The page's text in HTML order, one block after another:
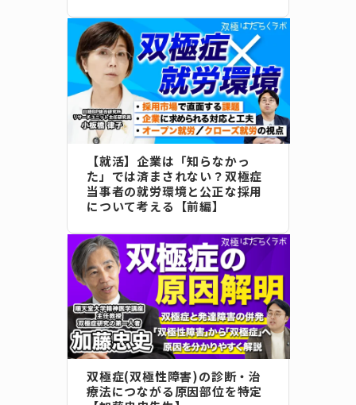
【就活】企業は「知らなかっ
た」では済まされない？双極症
当事者の就労環境と公正な採用
について考える【前編】
双極症(双極性障害)の診断・治
療法につながる原因部位を特定